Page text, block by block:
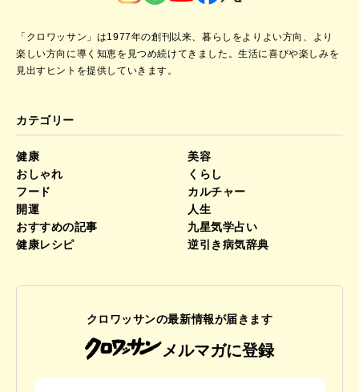
「クロワッサン」は1977年の創刊以来、暮らしをよりよい方向、より
楽しい方向に導く知恵を見つめ続けてきました。生活に喜びや楽しみを
見出すヒントを提供していきます。
カテゴリー
健康
美容
おしゃれ
くらし
フード
カルチャー
開運
人生
おすすめの記事
九星気学占い
健康レシピ
逆引き病気辞典
クロワッサンの最新情報が届きます
メルマガに登録